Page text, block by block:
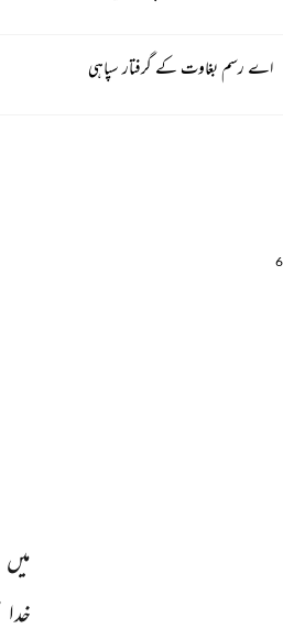
اے رسم بغاوت کے گرفتار سپاہی
میں
خدا